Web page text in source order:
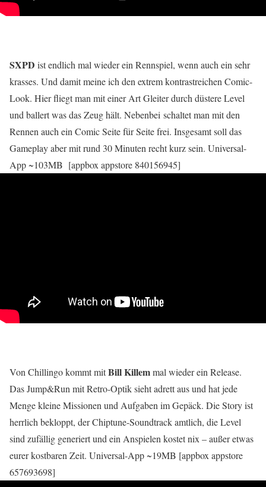
SXPD ist endlich mal wieder ein Rennspiel, wenn auch ein sehr
krasses. Und damit meine ich den extrem kontrastreichen Comic-
Look. Hier fliegt man mit einer Art Gleiter durch düstere Level
und ballert was das Zeug hält. Nebenbei schaltet man mit den
Rennen auch ein Comic Seite für Seite frei. Insgesamt soll das
Gameplay aber mit rund 30 Minuten recht kurz sein. Universal-
App ~103MB [appbox appstore 840156945]
Von Chillingo kommt mitBill Killemmal wieder ein Release.
Das Jump&Run mit Retro-Optik sieht adrett aus und hat jede
Menge kleine Missionen und Aufgaben im Gepäck. Die Story ist
herrlich bekloppt, der Chiptune-Soundtrack amtlich, die Level
sind zufällig generiert und ein Anspielen kostet nix – außer etwas
eurer kostbaren Zeit. Universal-App ~19MB [appbox appstore
657693698]